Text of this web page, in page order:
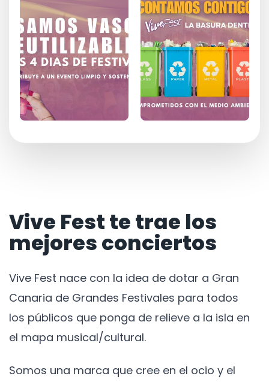
Vive Fest te trae los
mejores conciertos
Vive Fest nace con la idea de dotar a Gran
Canaria de Grandes Festivales para todos
los públicos que ponga de relieve a la isla en
el mapa musical/cultural.
Somos una marca que cree en el ocio y el